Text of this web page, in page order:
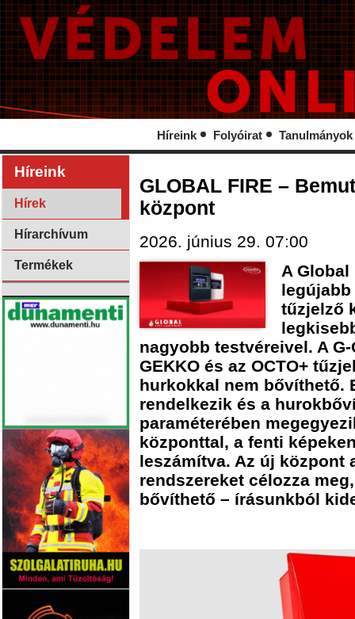
Híreink Folyóirat Tanulmányok
Híreink
Hírek
Hírarchívum
Termékek
GLOBAL FIRE –
központ
2026. június 29. 07:00
A
tűzjelző
nagyobb testvéreivel. A
GEKKO és az OCTO+
hurkokkal nem bővíthető.
rendelkezik és a
paraméterében
központtal, a fenti
leszámítva. Az új központ
rendszereket célozza
bővíthető – írásunkból